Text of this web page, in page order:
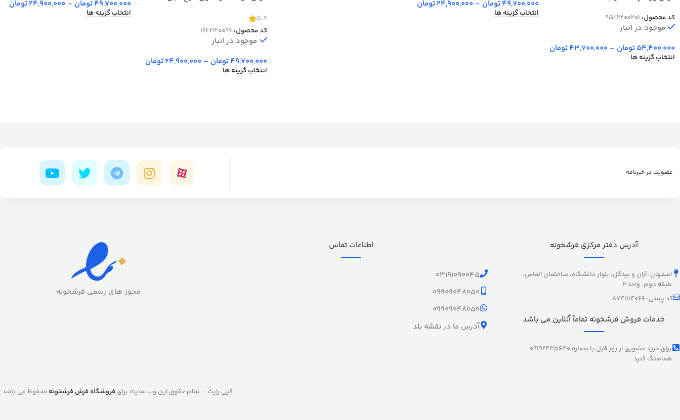
کد محصول: 95F2200201
موجود در انبار
54,400,000تومان –
43,700,000تومان
انتخاب گزینه ها
49,700,000تومان –
24,900,000تومان
انتخاب گزینه ها
5.0
کد محصول: 16F230096
موجود در انبار
49,700,000تومان –
24,900,000تومان
انتخاب گزینه ها
49,700,000تومان –
24,900,000تومان
انتخاب گزینه ها
عضویت در خبرنامه
آدرس دفتر مرکزی فرشخونه
اصفهان، آران و بیدگل، بلوار دانشگاه، ساختمان الماس،
طبقه دوم، واحد 2
کد پستی: 8741114066
خدمات فروش فرشخونه تماماً آنلاین می باشد
برای خرید حضوری از روز قبل با شماره 09192435630
هماهنگ کنید.
اطلاعات تماس
03191090045
09909048050
09909048050
آدرس ما در نقشه بلد
مجوز های رسمی فرشخونه
کپی رایت – تمام حقوق این وب سایت برای فروشگاه فرش فرشخونه محفوظ می باشد.